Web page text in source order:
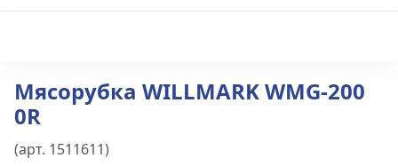
Мясорубка WILLMARK WMG-200
0R
(арт. 1511611)